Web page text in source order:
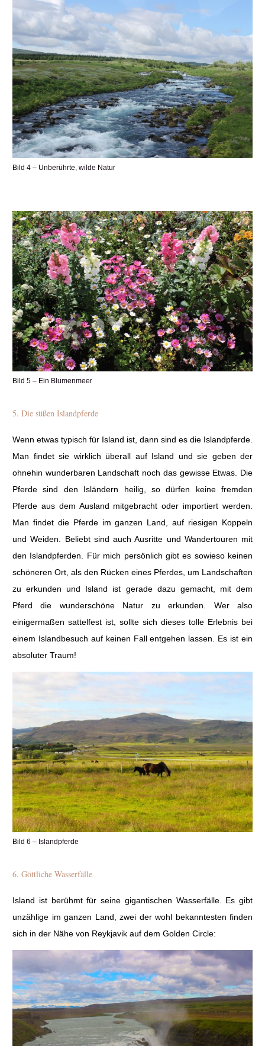
Bild 4 – Unberührte, wilde Natur
Bild 5 – Ein Blumenmeer
5. Die süßen Islandpferde
Wenn etwas typisch für Island ist, dann sind es die Islandpferde.
Man findet sie wirklich überall auf Island und sie geben der
ohnehin wunderbaren Landschaft noch das gewisse Etwas. Die
Pferde sind den Isländern heilig, so dürfen keine fremden
Pferde aus dem Ausland mitgebracht oder importiert werden.
Man findet die Pferde im ganzen Land, auf riesigen Koppeln
und Weiden. Beliebt sind auch Ausritte und Wandertouren mit
den Islandpferden. Für mich persönlich gibt es sowieso keinen
schöneren Ort, als den Rücken eines Pferdes, um Landschaften
zu erkunden und Island ist gerade dazu gemacht, mit dem
Pferd die wunderschöne Natur zu erkunden. Wer also
einigermaßen sattelfest ist, sollte sich dieses tolle Erlebnis bei
einem Islandbesuch auf keinen Fall entgehen lassen. Es ist ein
absoluter Traum!
Bild 6 – Islandpferde
6. Göttliche Wasserfälle
Island ist berühmt für seine gigantischen Wasserfälle. Es gibt
unzählige im ganzen Land, zwei der wohl bekanntesten finden
sich in der Nähe von Reykjavik auf dem Golden Circle: